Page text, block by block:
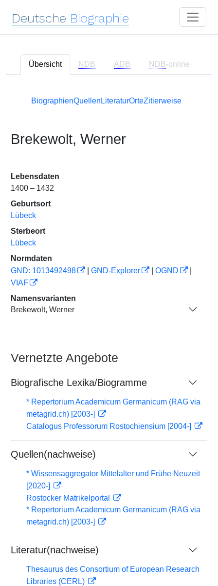
Deutsche Biographie
Übersicht NDB ADB NDB-online
BiographienQuellen LiteraturOrteZitierweise
Brekewolt, Werner
Lebensdaten
1400 – 1432
Geburtsort
Lübeck
Sterbeort
Lübeck
Normdaten
GND: 1013492498
GND-Explorer OGND
VIAF
Namensvarianten
Brekewolt, Werner
Vernetzte Angebote
Biografische Lexika/Biogramme
* Repertorium Academicum Germanicum (RAG via
metagrid.ch) [2003-]
Catalogus Professorum Rostochiensium [2004-]
Quellen(nachweise)
* Wissensaggregator Mittelalter und Frühe Neuzeit
[2020-]
Rostocker Matrikelportal
* Repertorium Academicum Germanicum (RAG via
metagrid.ch) [2003-]
Literatur(nachweise)
Thesaurus des Consortium of European Research
Libraries (CERL)